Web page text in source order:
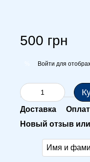
500 грн
Войти для
Доставка
Новый отзыв